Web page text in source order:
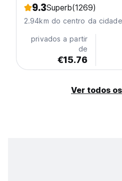
9.3Superb(1269)
2.94km do centro da cidade
privados a partir
de
€15.76
Ver todos